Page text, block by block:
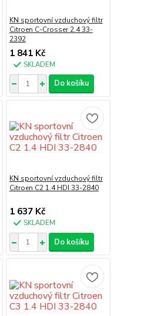
KN sportovní vzduchový filtr
Citroen C-Crosser 2.4 33-
2392
1 841 Kč
SKLADEM
Do košíku
KN sportovní vzduchový filtr
Citroen C2 1.4 HDI 33-2840
1 637 Kč
SKLADEM
Do košíku